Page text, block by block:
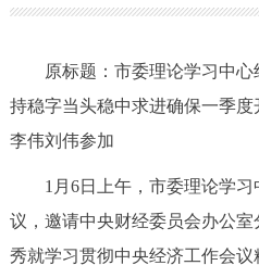
政务公开
市领导 机构
政策兑现
政务服务
原标题：市委理论学习中心
持稳字当头稳中求进确保一季
李伟刘伟参加
1月6日上午，市委理论学习
议，邀请中央财经委员会办公
秀就学习贯彻中央经济工作会